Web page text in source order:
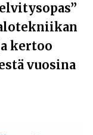
kertoo
vuosina